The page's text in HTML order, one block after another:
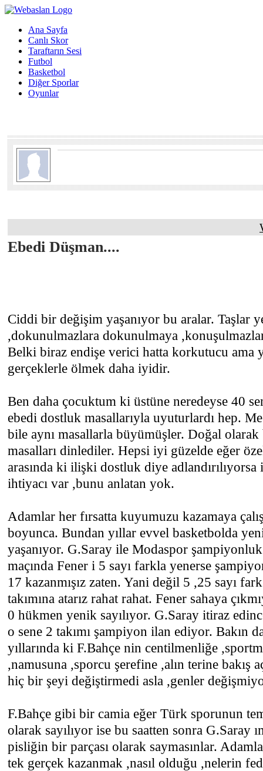
Ana Sayfa
Canlı Skor
Taraftarın Sesi
Futbol
Basketbol
Diğer Sporlar
Oyunlar
Ebedi Düşman....
Ciddi bir değişim yaşanıyor bu aralar. Taşlar
,dokunulmazlara dokunulmaya
Belki biraz endişe verici hatta korkutucu ama
gerçeklerle ölmek daha iyidir.
Ben daha çocuktum ki üstüne neredeyse 40
ebedi dostluk masallarıyla uyuturlardı hep.
bile aynı masallarla büyümüşler. Doğal
masalları dinlediler. Hepsi iyi güzelde eğer
arasında ki ilişki dostluk diye adlandırılıyorsa
ihtiyacı var ,bunu anlatan yok.
Adamlar her fırsatta kuyumuzu kazamaya
boyunca. Bundan yıllar evvel basketbolda
yaşanıyor. G.Saray ile Modaspor şampiyonluk
maçında Fener i 5 sayı farkla yenerse
17 kazanmışız zaten. Yani değil 5 ,25 sayı
takımına atarız rahat rahat. Fener sahaya
0 hükmen yenik sayılıyor. G.Saray itiraz
o sene 2 takımı şampiyon ilan ediyor. Bakın
yıllarında ki F.Bahçe nin centilmenliğe
,namusuna ,sporcu şerefine ,alın terine bakış
hiç bir şeyi değiştirmedi asla ,genler
F.Bahçe gibi bir camia eğer Türk sporunun
olarak sayılıyor ise bu saatten sonra G.Saray
pisliğin bir parçası olarak saymasınlar.
tek gerçek kazanmak ,nasıl olduğu ,nelerin